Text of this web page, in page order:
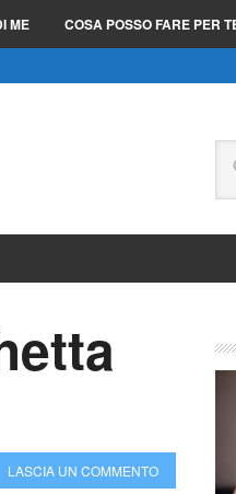
ME COSA POSSO FARE PER
LASCIA UN COMMENTO